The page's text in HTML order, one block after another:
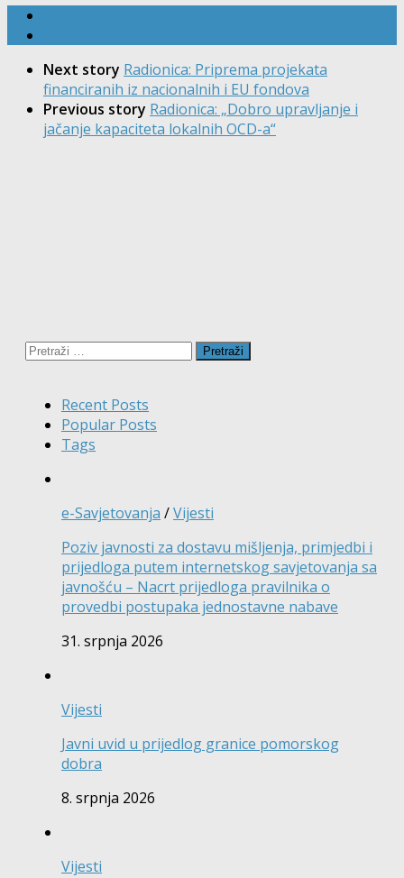
Next story Radionica: Priprema projekata
financiranih iz nacionalnih i EU fondova
Previous story Radionica: „Dobro upravljanje i
jačanje kapaciteta lokalnih OCD-a“
Pretraži:
Recent Posts
Popular Posts
Tags
e-Savjetovanja /Vijesti
Poziv javnosti za dostavu mišljenja, primjedbi i
prijedloga putem internetskog savjetovanja sa
javnošću – Nacrt prijedloga pravilnika o
provedbi postupaka jednostavne nabave
31. srpnja 2026
Vijesti
Javni uvid u prijedlog granice pomorskog
dobra
8. srpnja 2026
Vijesti